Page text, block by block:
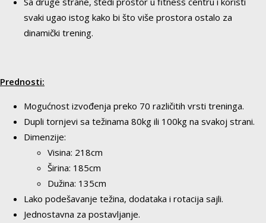
svaki ugao istog kako bi što više prostora ostalo za
dinamički trening.
Prednosti:
Mogućnost izvođenja preko 70 različitih vrsti treninga.
Dupli tornjevi sa težinama 80kg ili 100kg na svakoj strani.
Dimenzije:
Visina: 218cm
Širina: 185cm
Dužina: 135cm
Lako podešavanje težina, dodataka i rotacija sajli.
Jednostavna za postavljanje.